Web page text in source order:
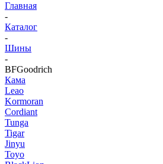
Главная
-
Каталог
-
Шины
-
BFGoodrich
Кама
Leao
Kormoran
Cordiant
Tunga
Tigar
Jinyu
Toyo